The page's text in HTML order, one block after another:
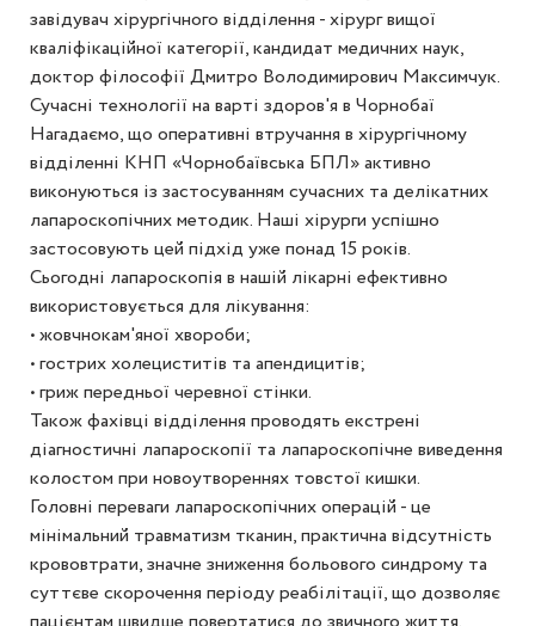
завідувач хірургічного відділення - хірург вищої
кваліфікаційної категорії, кандидат медичних наук,
доктор філософії Дмитро Володимирович Максимчук.
Сучасні технології на варті здоров'я в Чорнобаї
Нагадаємо, що оперативні втручання в хірургічному
відділенні КНП «Чорнобаївська БПЛ» активно
виконуються із застосуванням сучасних та делікатних
лапароскопічних методик. Наші хірурги успішно
застосовують цей підхід уже понад 15 років.
Сьогодні лапароскопія в нашій лікарні ефективно
використовується для лікування:
• жовчнокам'яної хвороби;
• гострих холециститів та апендицитів;
• гриж передньої черевної стінки.
Також фахівці відділення проводять екстрені
діагностичні лапароскопії та лапароскопічне виведення
колостом при новоутвореннях товстої кишки.
Головні переваги лапароскопічних операцій - це
мінімальний травматизм тканин, практична відсутність
крововтрати, значне зниження больового синдрому та
суттєве скорочення періоду реабілітації, що дозволяє